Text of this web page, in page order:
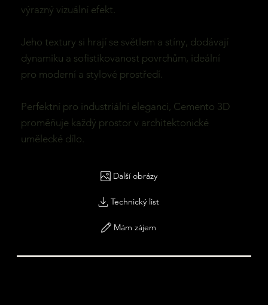
výrazný vizuální efekt.
Jeho textury si hrají se světlem a stíny, dodávají
dynamiku a sofistikovanost povrchům, ideální
pro moderní a stylové prostředí.
Perfektní pro industriální eleganci, Cemento 3D
proměňuje každý prostor v architektonické
umělecké dílo.
Další obrázy
Technický list
Mám zájem